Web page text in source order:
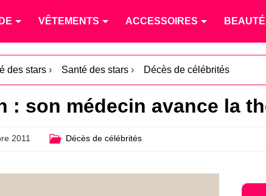
VÊTEMENTS ACCESSOIRES BEAUTÉ
des stars › Santé des stars › Décès de célébrités
: son médecin avance la
2011 Décès de célébrités